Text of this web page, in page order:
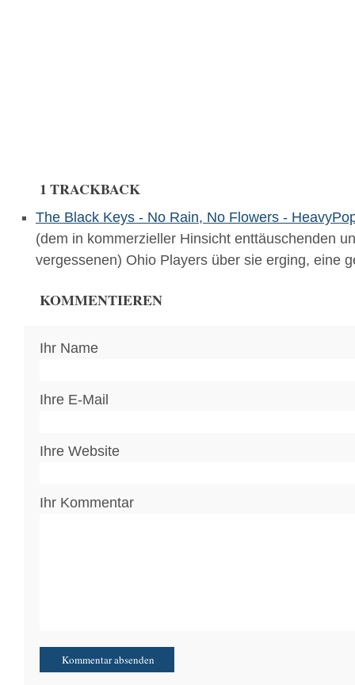
1 TRACKBACK
The Black Keys - No Rain, No Flowers -
(dem in kommerzieller Hinsicht enttäuschenden
vergessenen) Ohio Players über sie erging, eine
KOMMENTIEREN
Ihr Name
Ihre E-Mail
Ihre Website
Ihr Kommentar